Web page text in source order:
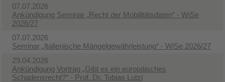
07.07.2026
Ankündigung Seminar „Recht der Mobilitätsdaten“ - WiSe
2026/27
07.07.2026
Seminar „Italienische Mängelgewährleistung“ - WiSe 2026/27
29.04.2026
Ankündigung Vortrag „Gibt es ein europäisches
Schadensrecht?“ - Prof. Dr. Tobias Lutzi